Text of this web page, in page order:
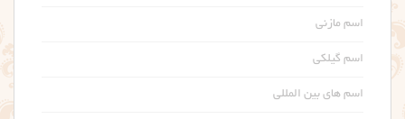
اسم مازنی
اسم گیلکی
اسم های بین المللی